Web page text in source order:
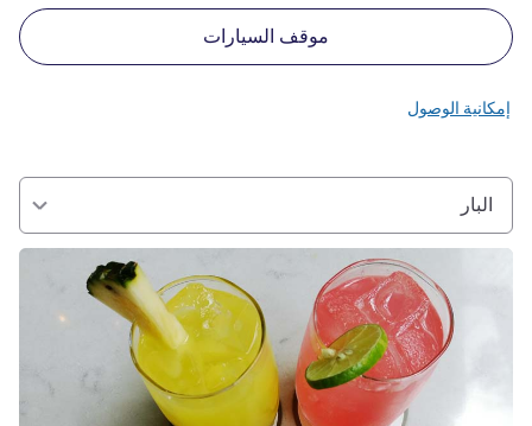
موقف السيارات
إمكانية الوصول
البار
راجع التفاصيل